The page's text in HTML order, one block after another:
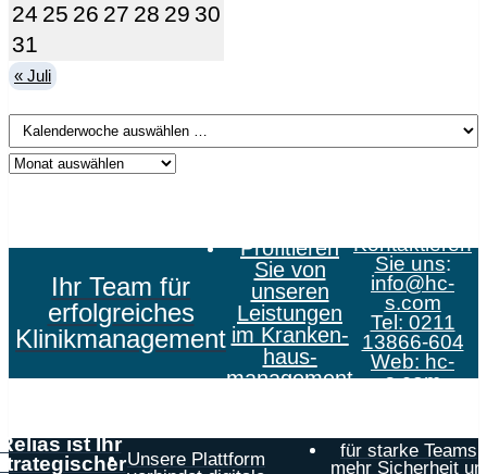
24 25 26 27 28 29 30
31
« Juli
Ihr Team für
erfolgreiches
Klinikmanagement
Profitieren
Sie von
unseren
Leistungen
im Kranken­
haus­
management
Kontaktieren
Sie uns:
info@hc-
s.com
Tel: 0211
13866-604
Web: hc-
s.com
ist Ihr
Unsere Plattform
für starke Teams,
mehr Sicherheit